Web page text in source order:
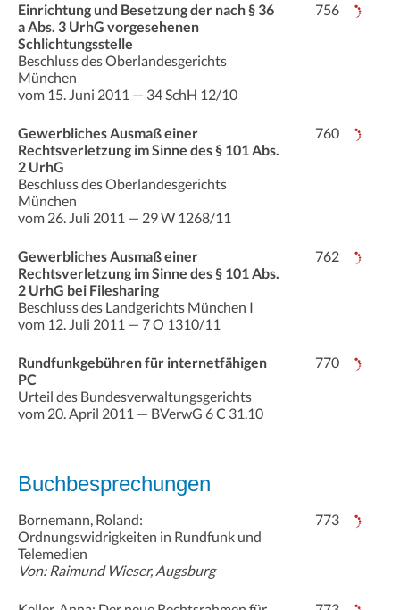
Einrichtung und Besetzung der nach § 36
a Abs. 3 UrhG vorgesehenen
Schlichtungsstelle
Beschluss des Oberlandesgerichts
München
vom 15. Juni 2011 — 34 SchH 12/10
756
Gewerbliches Ausmaß einer
Rechtsverletzung im Sinne des § 101 Abs.
2 UrhG
Beschluss des Oberlandesgerichts
München
vom 26. Juli 2011 — 29 W 1268/11
760
Gewerbliches Ausmaß einer
Rechtsverletzung im Sinne des § 101 Abs.
2 UrhG bei Filesharing
Beschluss des Landgerichts München I
vom 12. Juli 2011 — 7 O 1310/11
762
Rundfunkgebühren für internetfähigen
PC
Urteil des Bundesverwaltungsgerichts
vom 20. April 2011 — BVerwG 6 C 31.10
770
Buchbesprechungen
Bornemann, Roland:
Ordnungswidrigkeiten in Rundfunk und
Telemedien
Von: Raimund Wieser, Augsburg
773